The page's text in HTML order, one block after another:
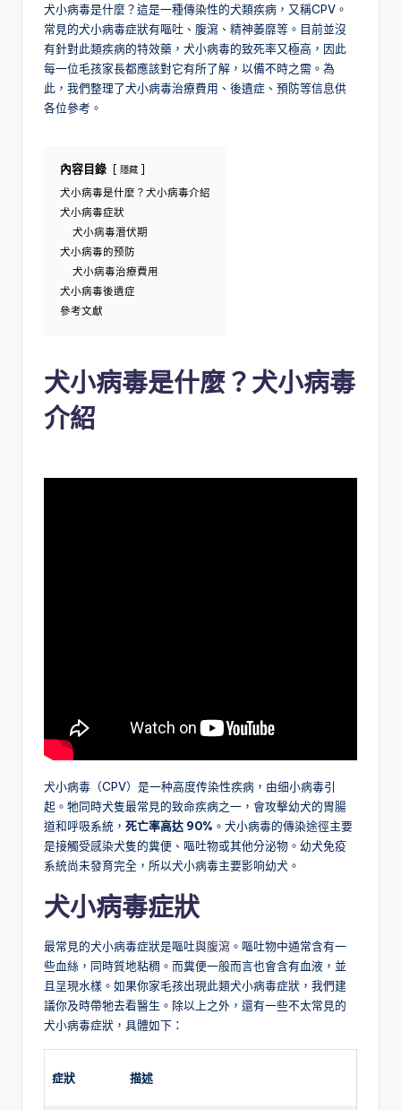
犬小病毒是什麼？這是一種傳染性的犬類疾病，又稱CPV。
常見的犬小病毒症狀有嘔吐、腹瀉、精神萎靡等。目前並沒
有針對此類疾病的特效藥，犬小病毒的致死率又極高，因此
每一位毛孩家長都應該對它有所了解，以備不時之需。為
此，我們整理了犬小病毒治療費用、後遺症、預防等信息供
各位參考。
內容目錄 隱藏
犬小病毒是什麼？犬小病毒介紹
犬小病毒症狀
犬小病毒潛伏期
犬小病毒的预防
犬小病毒治療費用
犬小病毒後遺症
參考文獻
犬小病毒是什麼？犬小病毒
介紹
犬小病毒（CPV）是一种高度传染性疾病，由细小病毒引
起。牠同時犬隻最常見的致命疾病之一，會攻擊幼犬的胃腸
道和呼吸系統， 死亡率高达 90% 。犬小病毒的傳染途徑主要
是接觸受感染犬隻的糞便、嘔吐物或其他分泌物。幼犬免疫
系統尚未發育完全，所以犬小病毒主要影响幼犬。
犬小病毒症狀
最常見的犬小病毒症狀是嘔吐與腹瀉 。嘔吐物中通常含有一
些血絲，同時質地粘稠。而糞便一般而言也會含有血液，並
且呈現水樣。如果你家毛孩出現此類犬小病毒症狀，我們建
議你及時帶牠去看醫生。除以上之外，還有一些不太常見的
犬小病毒症狀，具體如下：
症狀 描述